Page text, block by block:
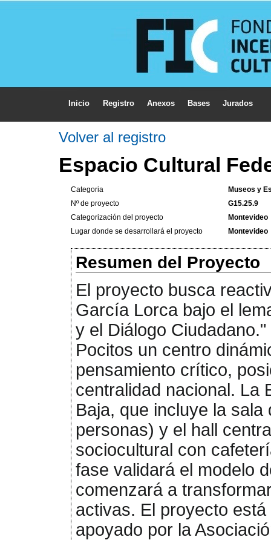
Inicio Registro Anexos Bases Jurados
Volver al registro
Espacio Cultural
Categoria
Museos y
Nº de proyecto
G15.25.9
Categorización del proyecto
Montevideo
Lugar donde se desarrollará el proyecto
Montevideo
Resumen del Proyecto
El proyecto busca
García Lorca bajo el
y el Diálogo
Pocitos un centro
pensamiento crítico,
centralidad nacional. La
Baja, que incluye la
personas) y el hall
sociocultural con
fase validará el modelo
comenzará a
activas. El proyecto
apoyado por la